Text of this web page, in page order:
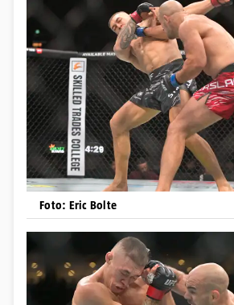
Foto: Eric Bolte